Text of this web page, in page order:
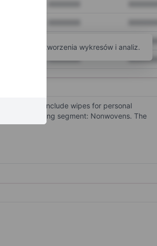
XXXXXXX XXXXXXX
do tworzenia wykresów i analiz.
products include wipes for personal
one operating segment: Nonwovens. The